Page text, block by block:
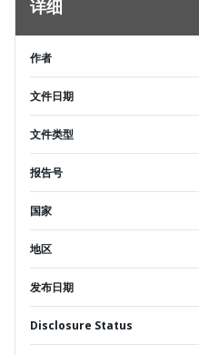
详细
作者
文件日期
文件类型
报告号
国家
地区
发布日期
Disclosure Status